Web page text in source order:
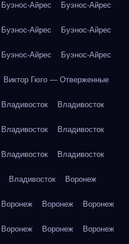
Буэнос-Айрес Буэнос-Айрес
Буэнос-Айрес Буэнос-Айрес
Буэнос-Айрес Буэнос-Айрес
Виктор Гюго — Отверженные
Владивосток Владивосток
Владивосток Владивосток
Владивосток Владивосток
Владивосток Воронеж
Воронеж Воронеж Воронеж
Воронеж Воронеж Воронеж